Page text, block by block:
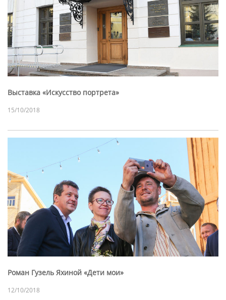
Выставка «Искусство портрета»
15/10/2018
Роман Гузель Яхиной «Дети мои»
12/10/2018